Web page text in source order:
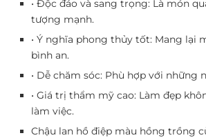
• Độc đáo và sang trọng: Là món
tượng mạnh.
• Ý nghĩa phong thủy tốt: Mang lại
bình an.
• Dễ chăm sóc: Phù hợp với những
• Giá trị thẩm mỹ cao: Làm đẹp
làm việc.
Chậu lan hồ điệp màu hồng trồng